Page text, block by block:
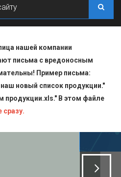
нашей компании
письма с вредоносным
Пример письма:
новый список продукции."
продукции.xls." В этом файле
сразу.